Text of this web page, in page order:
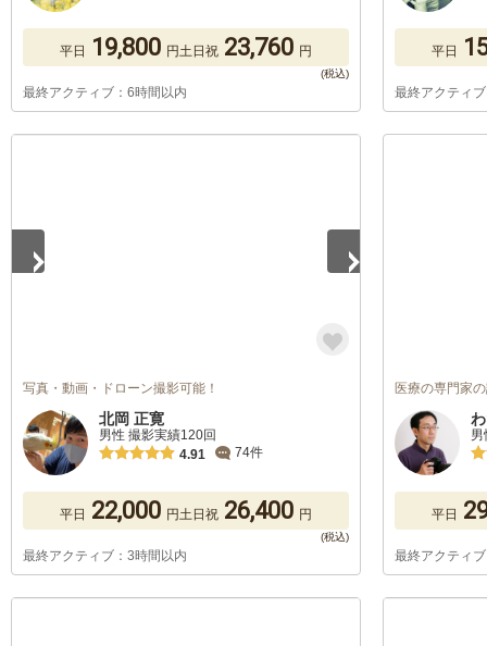
平日 19,800 円土日祝 23,760 円
最終アクティブ：6時間以内
平日
最終アクティ
写真・動画・ドローン撮影可能！
北岡 正寛
男性 撮影実績120回
4.91
74件
平日 22,000 円土日祝 26,400 円
最終アクティブ：3時間以内
医療の専門家
平日
最終アクティ